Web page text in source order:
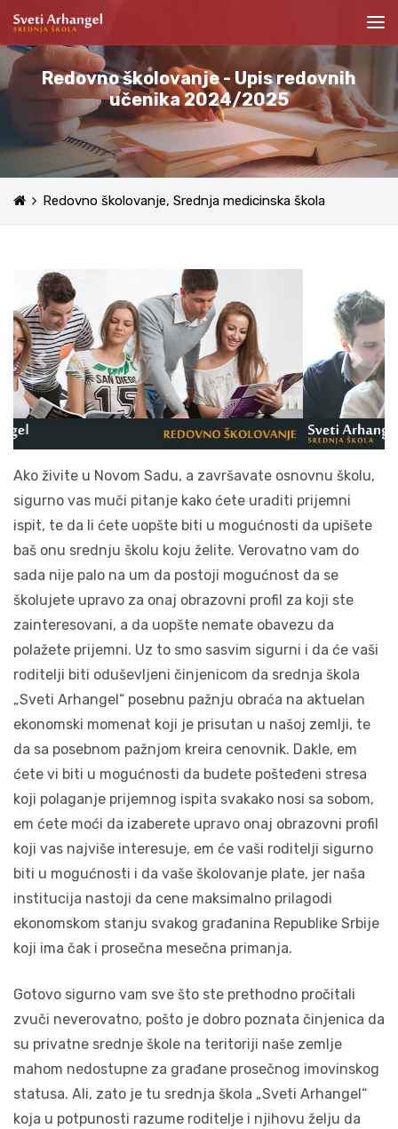
Redovno školovanje - Upis redovnih
učenika 2024/2025
Redovno školovanje, Srednja medicinska škola
Previous Next
Ako živite u Novom Sadu, a završavate osnovnu školu,
sigurno vas muči pitanje kako ćete uraditi prijemni
ispit, te da li ćete uopšte biti u mogućnosti da upišete
baš onu srednju školu koju želite. Verovatno vam do
sada nije palo na um da postoji mogućnost da se
školujete upravo za onaj obrazovni profil za koji ste
zainteresovani, a da uopšte nemate obavezu da
polažete prijemni. Uz to smo sasvim sigurni i da će vaši
roditelji biti oduševljeni činjenicom da srednja škola
„Sveti Arhangel“ posebnu pažnju obraća na aktuelan
ekonomski momenat koji je prisutan u našoj zemlji, te
da sa posebnom pažnjom kreira cenovnik. Dakle, em
ćete vi biti u mogućnosti da budete pošteđeni stresa
koji polaganje prijemnog ispita svakako nosi sa sobom,
em ćete moći da izaberete upravo onaj obrazovni profil
koji vas najviše interesuje, em će vaši roditelji sigurno
biti u mogućnosti i da vaše školovanje plate, jer naša
institucija nastoji da cene maksimalno prilagodi
ekonomskom stanju svakog građanina Republike Srbije
koji ima čak i prosečna mesečna primanja.
Gotovo sigurno vam sve što ste prethodno pročitali
zvuči neverovatno, pošto je dobro poznata činjenica da
su privatne srednje škole na teritoriji naše zemlje
mahom nedostupne za građane prosečnog imovinskog
statusa. Ali, zato je tu srednja škola „Sveti Arhangel“
koja u potpunosti razume roditelje i njihovu želju da